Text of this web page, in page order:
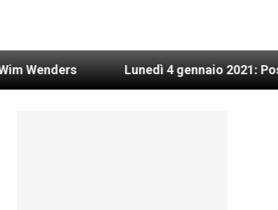
Lunedì 4 gennaio 2021: Possesso